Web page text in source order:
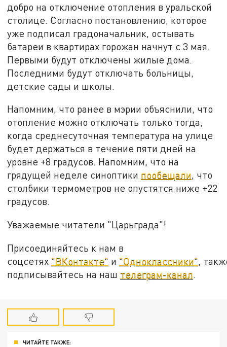
добро на отключение отопления в уральской
столице. Согласно постановлению, которое
уже подписал градоначальник, остывать
батареи в квартирах горожан начнут с 3 мая.
Первыми будут отключены жилые дома.
Последними будут отключать больницы,
детские сады и школы.
Напомним, что ранее в мэрии объяснили, что
отопление можно отключать только тогда,
когда среднесуточная температура на улице
будет держаться в течение пяти дней на
уровне +8 градусов. Напомним, что на
грядущей неделе синоптики пообещали, что
столбики термометров не опустятся ниже +22
градусов.
Уважаемые читатели "Царьграда"!
Присоединяйтесь к нам в
соцсетях "ВКонтакте" и "Одноклассники",
подписывайтесь на наш телеграм-канал.
ЧИТАЙТЕ ТАКЖЕ: